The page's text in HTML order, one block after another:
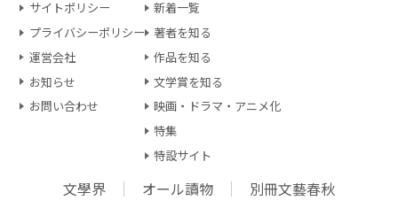
サイトポリシー
プライバシーポリシー
運営会社
お知らせ
お問い合わせ
新着一覧
著者を知る
作品を知る
文学賞を知る
映画・ドラマ・アニメ化
特集
特設サイト
文學界 オール讀物 別冊文藝春秋